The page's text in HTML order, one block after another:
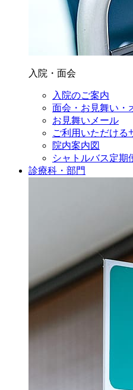
入院・面会
入院のご案内
面会・お見舞い・
お見舞いメール
ご利用いただける
院内案内図
シャトルバス定期
診療科・部門